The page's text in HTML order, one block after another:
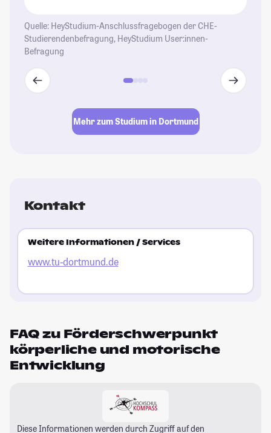
Quelle: HeyStudium-Anschlussfragebogen der CHE-
Studierendenbefragung, HeyStudium User:innen-
Befragung
Mehr zum Studium in Dortmund
Kontakt
Weitere Informationen / Services
www.tu-dortmund.de
FAQ zu Förderschwerpunkt
körperliche und motorische
Entwicklung
Diese Informationen werden durch Zugriff auf den